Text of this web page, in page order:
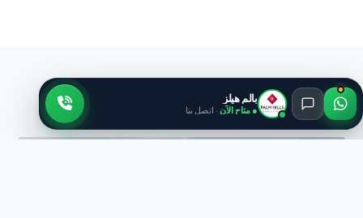
معرض الصور
بالم هيلز
● متاح الآن · اتصل بنا